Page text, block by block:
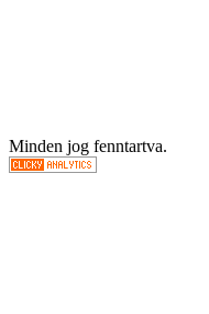
Minden jog fenntartva.